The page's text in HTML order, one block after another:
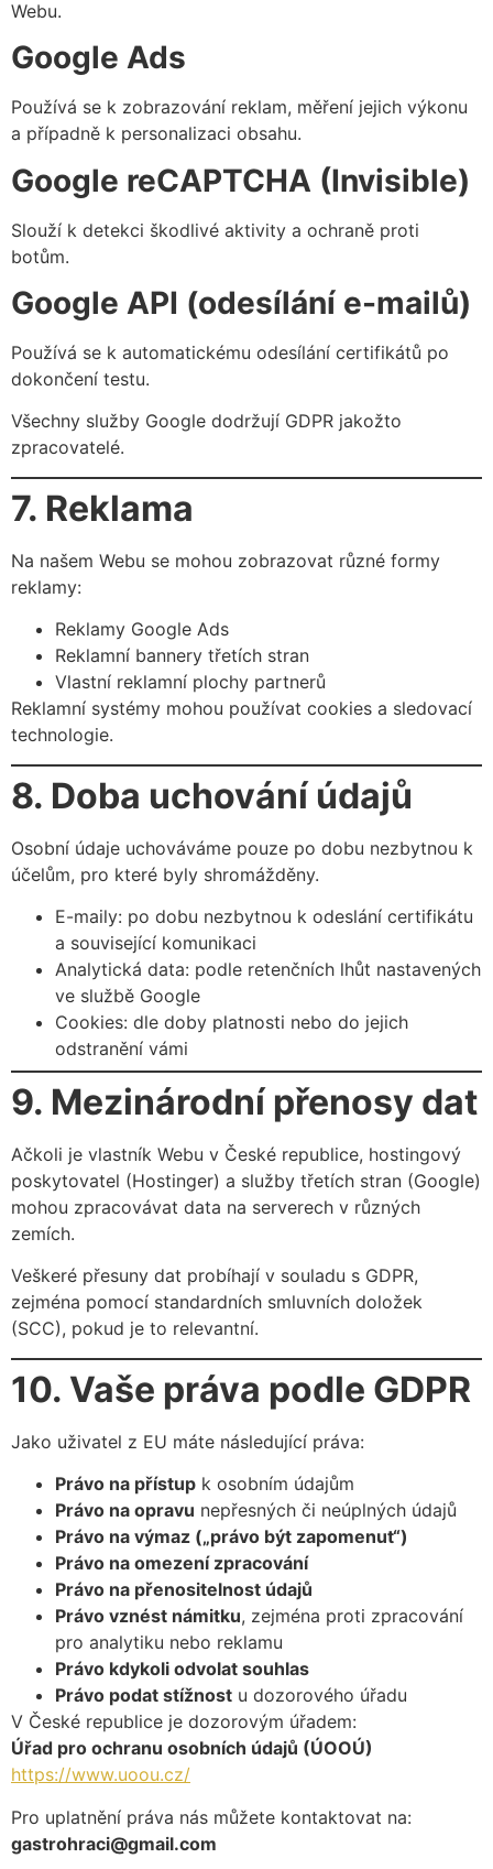
Webu.
Google Ads
Používá se k zobrazování reklam, měření jejich výkonu
a případně k personalizaci obsahu.
Google reCAPTCHA (Invisible)
Slouží k detekci škodlivé aktivity a ochraně proti
botům.
Google API (odesílání e-mailů)
Používá se k automatickému odesílání certifikátů po
dokončení testu.
Všechny služby Google dodržují GDPR jakožto
zpracovatelé.
7. Reklama
Na našem Webu se mohou zobrazovat různé formy
reklamy:
Reklamy Google Ads
Reklamní bannery třetích stran
Vlastní reklamní plochy partnerů
Reklamní systémy mohou používat cookies a sledovací
technologie.
8. Doba uchování údajů
Osobní údaje uchováváme pouze po dobu nezbytnou k
účelům, pro které byly shromážděny.
E-maily: po dobu nezbytnou k odeslání certifikátu
a související komunikaci
Analytická data: podle retenčních lhůt nastavených
ve službě Google
Cookies: dle doby platnosti nebo do jejich
odstranění vámi
9. Mezinárodní přenosy dat
Ačkoli je vlastník Webu v České republice, hostingový
poskytovatel (Hostinger) a služby třetích stran (Google)
mohou zpracovávat data na serverech v různých
zemích.
Veškeré přesuny dat probíhají v souladu s GDPR,
zejména pomocí standardních smluvních doložek
(SCC), pokud je to relevantní.
10. Vaše práva podle GDPR
Jako uživatel z EU máte následující práva:
Právo na přístup k osobním údajům
Právo na opravu nepřesných či neúplných údajů
Právo na výmaz („právo být zapomenut“)
Právo na omezení zpracování
Právo na přenositelnost údajů
Právo vznést námitku, zejména proti zpracování
pro analytiku nebo reklamu
Právo kdykoli odvolat souhlas
Právo podat stížnost u dozorového úřadu
V České republice je dozorovým úřadem:
Úřad pro ochranu osobních údajů (ÚOOÚ)
https://www.uoou.cz/
Pro uplatnění práva nás můžete kontaktovat na:
gastrohraci@gmail.com